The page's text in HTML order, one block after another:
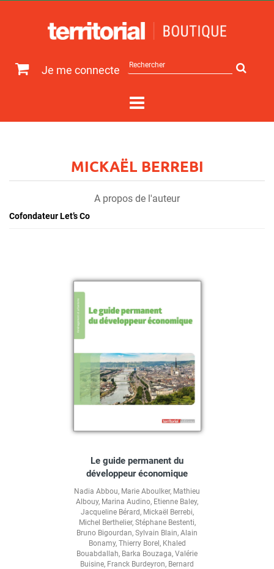
Je me connecte
sur
MICKAËL BERREBI
A propos de l'auteur
Cofondateur Let’s Co
Le guide permanent du
développeur économique
Nadia Abbou, Marie Aboulker, Mathieu
Albouy, Marina Audino, Etienne Baley,
Jacqueline Bérard, Mickaël Berrebi,
Michel Berthelier, Stéphane Bestenti,
Bruno Bigourdan, Sylvain Blain, Alain
Bonamy, Thierry Borel, Khaled
Bouabdallah, Barka Bouzaga, Valérie
Buisine, Franck Burdeyron, Bernard